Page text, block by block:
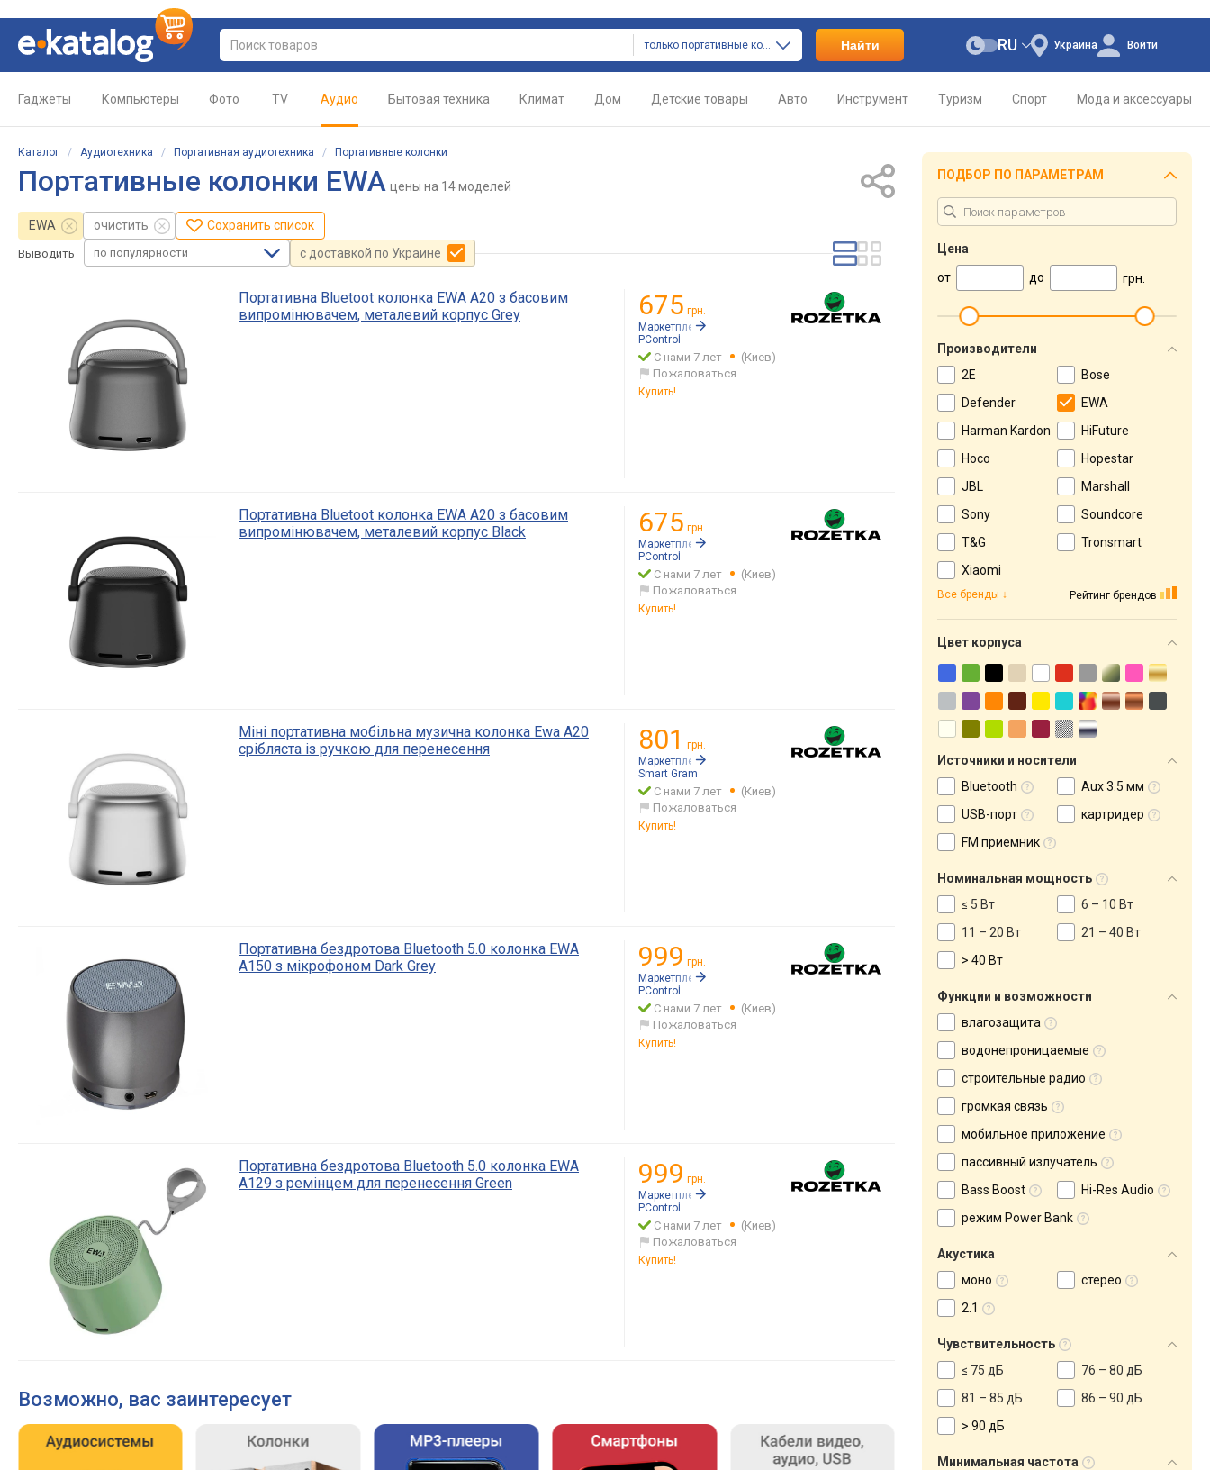
только портативные колонки Найти Украина
RU Войти
Гаджеты Компьютеры Фото TV Аудио Бытовая техника Климат Дом Детские товары Авто Инструмент Туризм Спорт Мода и аксессуары
Каталог / Аудиотехника / Портативная аудиотехника / Портативные колонки
Портативные колонки EWA цены на 14 моделей
EWA очистить Сохранить список
Выводить по популярности с доставкой по Украине
Портативна Bluetoot колонка EWA A20 з басовим
випромінювачем, металевий корпус Grey
675 грн.
Маркетплейс:
PСontrol
С нами 7 лет
(Киев)
Пожаловаться
Купить!
Портативна Bluetoot колонка EWA A20 з басовим
випромінювачем, металевий корпус Black
675 грн.
Маркетплейс:
PСontrol
С нами 7 лет
(Киев)
Пожаловаться
Купить!
Міні портативна мобільна музична колонка Ewa А20
срібляста із ручкою для перенесення
801
грн.
Маркетплейс:
Smart Gram
С нами 7 лет
(Киев)
Пожаловаться
Купить!
Портативна бездротова Bluetooth 5.0 колонка EWA
A150 з мікрофоном Dark Grey
999 грн.
Маркетплейс:
PСontrol
С нами 7 лет
(Киев)
Пожаловаться
Купить!
Портативна бездротова Bluetooth 5.0 колонка EWA
A129 з ремінцем для перенесення Green
999 грн.
Маркетплейс:
PСontrol
С нами 7 лет
(Киев)
Пожаловаться
Купить!
Возможно, вас заинтересует
ПОДБОР ПО ПАРАМЕТРАМ
Цена
от
до грн.
Производители
2E
Bose
Defender
EWA
Harman Kardon
HiFuture
Hoco
Hopestar
JBL
Marshall
Sony
Soundcore
T&G
Tronsmart
Xiaomi
Рейтинг брендов
Все бренды
Цвет корпуса
Источники и носители
Bluetooth
Aux 3.5 мм
USB-порт
картридер
FM приемник
Номинальная мощность
≤ 5 Вт
6 – 10 Вт
11 – 20 Вт
21 – 40 Вт
> 40 Вт
Функции и возможности
влагозащита
водонепроницаемые
строительные радио
громкая связь
мобильное приложение
пассивный излучатель
Bass Boost
Hi-Res Audio
режим Power Bank
Акустика
моно
стерео
2.1
Чувствительность
≤ 75 дБ
76 – 80 дБ
81 – 85 дБ
86 – 90 дБ
> 90 дБ
Минимальная частота